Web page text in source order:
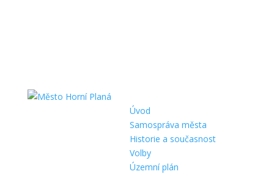
Úvod
Samospráva města
Historie a současnost
Volby
Územní plán